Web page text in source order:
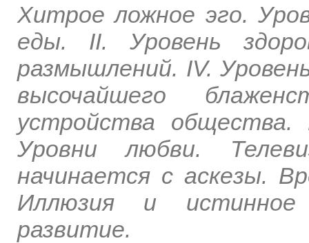
Хитрое ложное эго.
еды. II. Уровень
размышлений. IV.
высочайшего
устройства общества.
Уровни любви.
начинается с аскезы.
Иллюзия и истинное
развитие.